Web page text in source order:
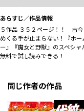
あらすじ／作品情報
５作品 ３５２ページ！！ 古
めくる手が止まらない！『ホ
ー』『魔女と野獣』のスペシ
無料で試し読みできる！
同じ作者の作品